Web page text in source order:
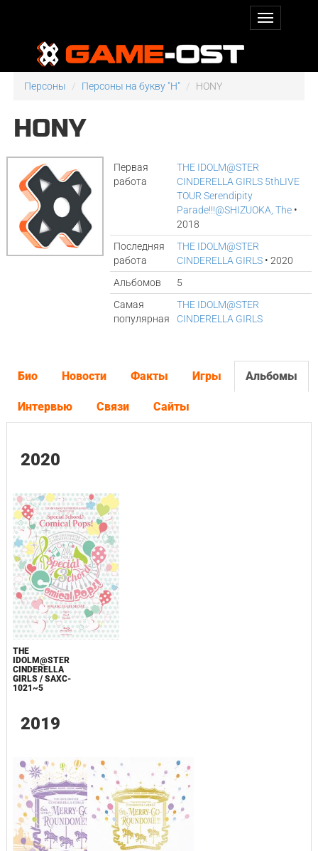
Персоны Персоны на букву "H" HONY
HONY
Первая
работа
THE IDOLM@STER
CINDERELLA GIRLS 5thLIVE
TOUR Serendipity
Parade!!!@SHIZUOKA, The •
2018
Последняя
работа
THE IDOLM@STER
CINDERELLA GIRLS • 2020
Альбомов
5
Самая
популярная
THE IDOLM@STER
CINDERELLA GIRLS
Био Новости Факты Игры Альбомы
Интервью Связи Сайты
2020
THE
IDOLM@STER
CINDERELLA
GIRLS / SAXC-
1021~5
2019